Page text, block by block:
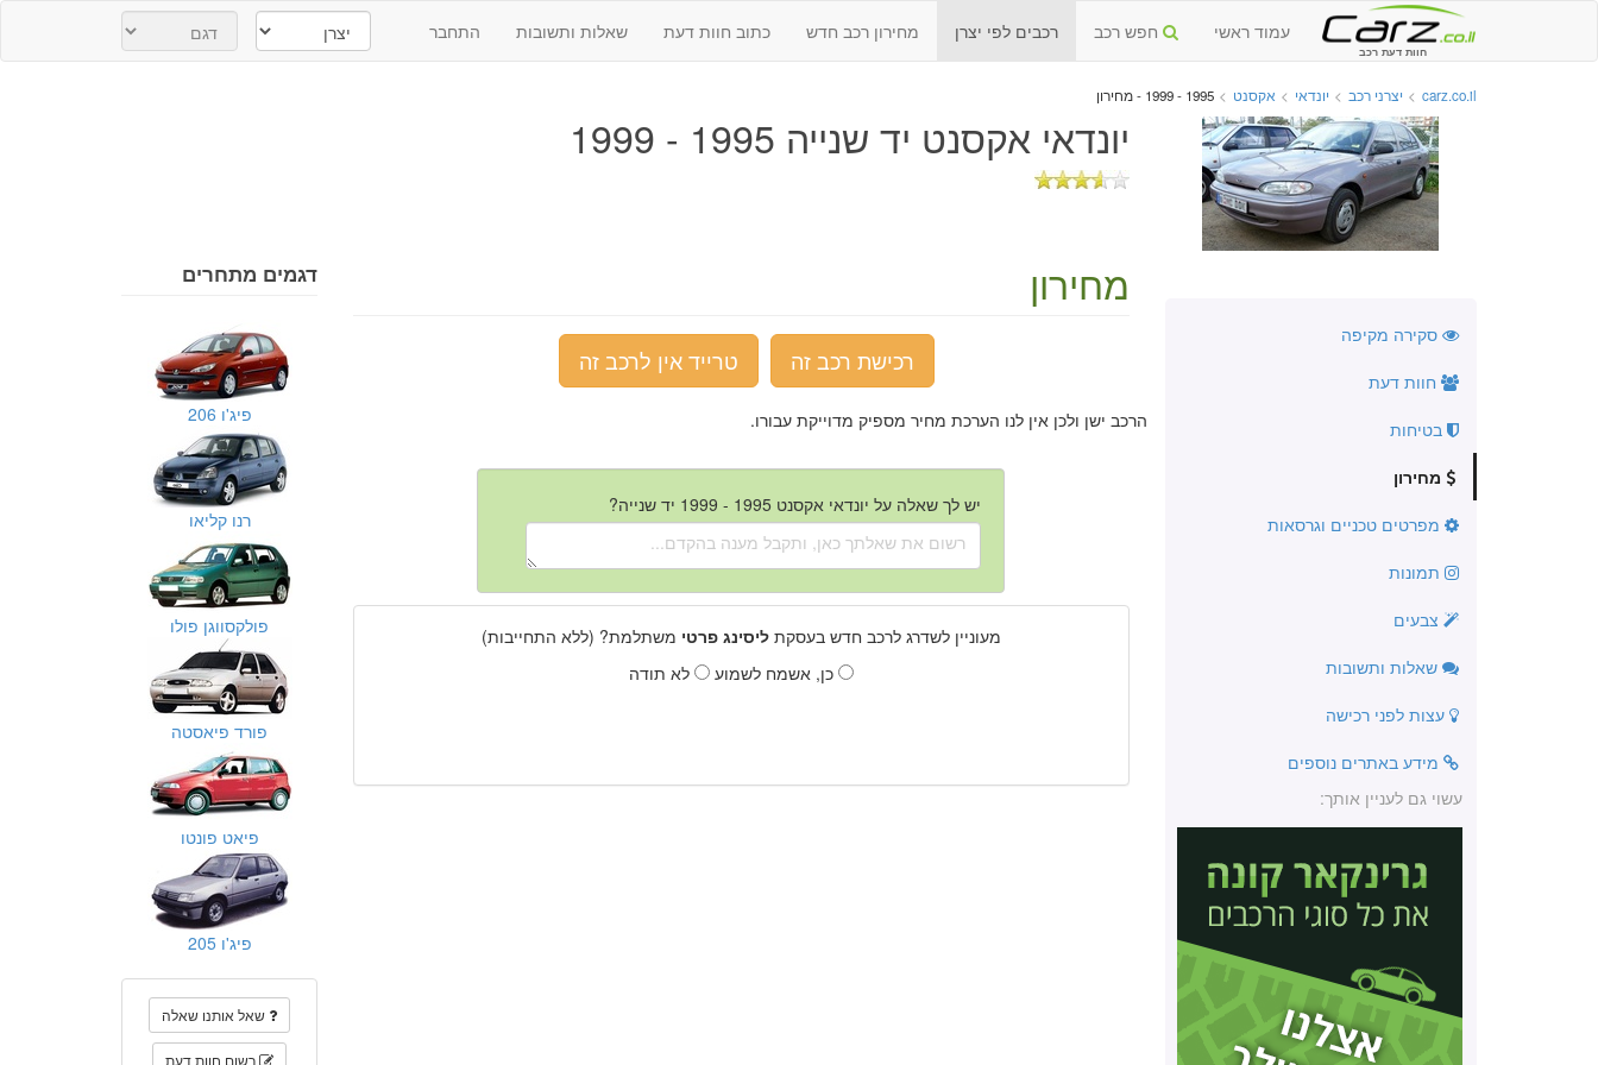
חוות דעת רכב
עמוד ראשי חפש רכב רכבים לפי יצרן מחירון רכב חדש כתוב חוות דעת שאלות ותשובות התחבר
carz.co.il
> יצרני רכב > יונדאי > אקסנט > 1995 - 1999 - מחירון
יונדאי אקסנט יד שנייה 1995 - 1999
סקירה מקיפה
חוות דעת
בטיחות
מחירון
מפרטים טכניים וגרסאות
תמונות
צבעים
שאלות ותשובות
עצות לפני רכישה
מידע באתרים נוספים
עשוי גם לעניין אותך:
מחירון
רכישת רכב זה טרייד אין לרכב זה
הרכב ישן ולכן אין לנו הערכת מחיר מספיק מדוייקת עבורו.
יש לך שאלה על יונדאי אקסנט 1995 - 1999 יד שנייה?
מעוניין לשדרג לרכב חדש בעסקתליסינג פרטי משתלמת? (ללא התחייבות)
כן, אשמח לשמוע
לא תודה
דגמים מתחרים
פיג'ו 206
רנו קליאו
פולקסווגן פולו
פורד פיאסטה
פיאט פונטו
פיג'ו 205
שאל אותנו שאלה
רשום חוות דעת